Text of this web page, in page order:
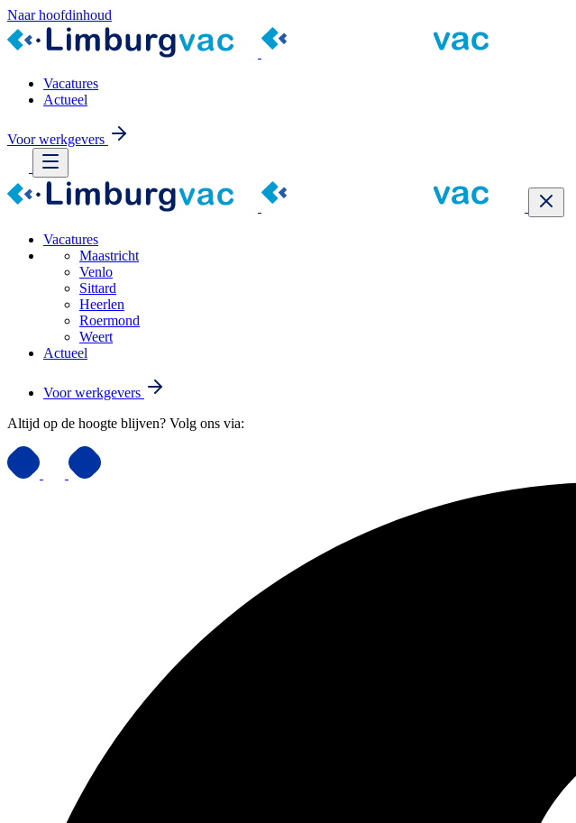
Naar hoofdinhoud
Vacatures
Actueel
Voor werkgevers
Vacatures
Maastricht
Venlo
Sittard
Heerlen
Roermond
Weert
Actueel
Voor werkgevers
Altijd op de hoogte blijven? Volg ons via: